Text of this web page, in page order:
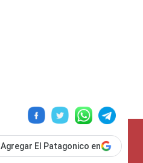
Agregar El Patagonico en